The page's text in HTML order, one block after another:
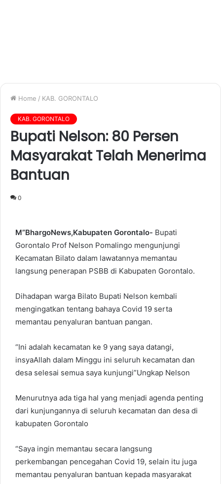
Home / KAB. GORONTALO
KAB. GORONTALO
Bupati Nelson: 80 Persen
Masyarakat Telah Menerima
Bantuan
0
M”BhargoNews,Kabupaten Gorontalo- Bupati
Gorontalo Prof Nelson Pomalingo mengunjungi
Kecamatan Bilato dalam lawatannya memantau
langsung penerapan PSBB di Kabupaten Gorontalo.
Dihadapan warga Bilato Bupati Nelson kembali
mengingatkan tentang bahaya Covid 19 serta
memantau penyaluran bantuan pangan.
“Ini adalah kecamatan ke 9 yang saya datangi,
insyaAllah dalam Minggu ini seluruh kecamatan dan
desa selesai semua saya kunjungi”Ungkap Nelson
Menurutnya ada tiga hal yang menjadi agenda penting
dari kunjungannya di seluruh kecamatan dan desa di
kabupaten Gorontalo
“Saya ingin memantau secara langsung
perkembangan pencegahan Covid 19, selain itu juga
memantau penyaluran bantuan kepada masyarakat